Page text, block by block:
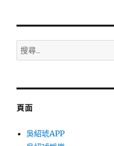
搜
尋
鍵
頁面
吳紹琥APP